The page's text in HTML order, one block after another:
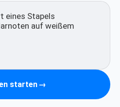
starten →